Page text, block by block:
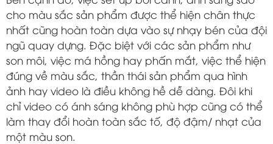
cho màu sắc sản phẩm được thể hiện chân thực
nhất cũng hoàn toàn dựa vào sự nhạy bén của đội
ngũ quay dựng. Đặc biệt với các sản phẩm như
son môi, việc má hồng hay phấn mắt, việc thể hiện
đúng về màu sắc, thần thái sản phẩm qua hình
ảnh hay video là điều không hề dễ dàng. Đôi khi
chỉ video có ánh sáng không phù hợp cũng có thể
làm thay đổi hoàn toàn sắc tố, độ đậm/ nhạt của
một màu son.